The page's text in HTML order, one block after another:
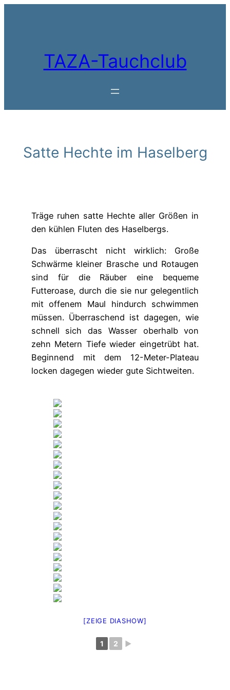
TAZA-Tauchclub
Satte Hechte im Haselberg
Träge ruhen satte Hechte aller Größen in
den kühlen Fluten des Haselbergs.
Das überrascht nicht wirklich: Große
Schwärme kleiner Brasche und Rotaugen
sind für die Räuber eine bequeme
Futteroase, durch die sie nur gelegentlich
mit offenem Maul hindurch schwimmen
müssen. Überraschend ist dagegen, wie
schnell sich das Wasser oberhalb von
zehn Metern Tiefe wieder eingetrübt hat.
Beginnend mit dem 12-Meter-Plateau
locken dagegen wieder gute Sichtweiten.
[ZEIGE DIASHOW]
1 2 ►